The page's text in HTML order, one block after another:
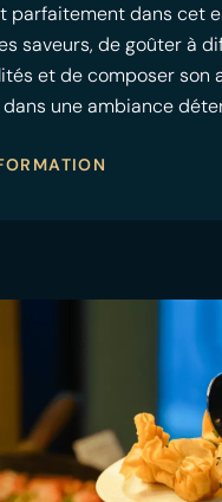
parfaitement dans cet
saveurs, de goûter à
et de composer son
dans une ambiance